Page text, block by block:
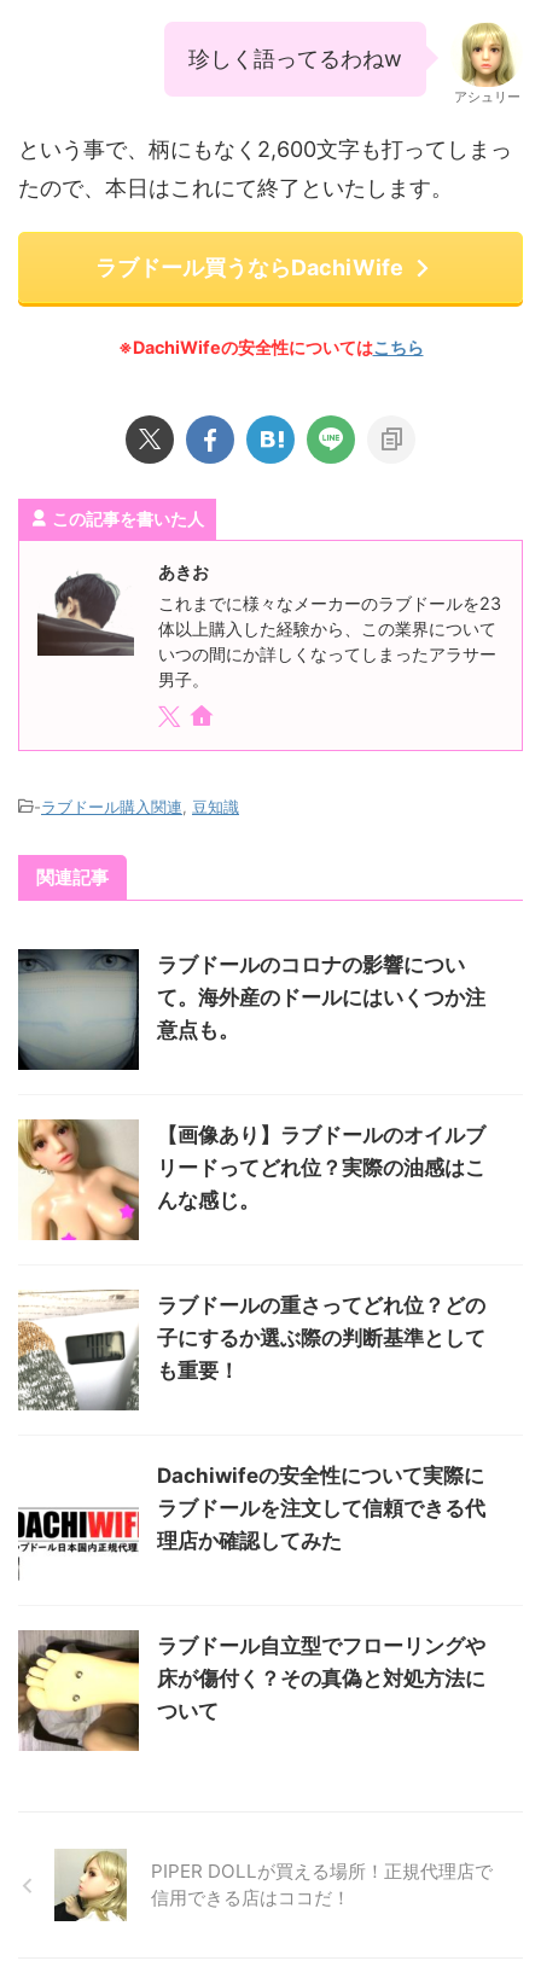
珍しく語ってるわねw
アシュリー
という事で、柄にもなく2,600文字も打ってしまっ
たので、本日はこれにて終了といたします。
ラブドール買うならDachiWife
※DachiWifeの安全性についてはこちら
この記事を書いた人
あきお
これまでに様々なメーカーのラブドールを23
体以上購入した経験から、この業界について
いつの間にか詳しくなってしまったアラサー
男子。
-ラブドール購入関連, 豆知識
関連記事
ラブドールのコロナの影響につい
て。海外産のドールにはいくつか注
意点も。
【画像あり】ラブドールのオイルブ
リードってどれ位？実際の油感はこ
んな感じ。
ラブドールの重さってどれ位？どの
子にするか選ぶ際の判断基準として
も重要！
Dachiwifeの安全性について実際に
ラブドールを注文して信頼できる代
理店か確認してみた
ラブドール自立型でフローリングや
床が傷付く？その真偽と対処方法に
ついて
PIPER DOLLが買える場所！正規代理店で
信用できる店はココだ！